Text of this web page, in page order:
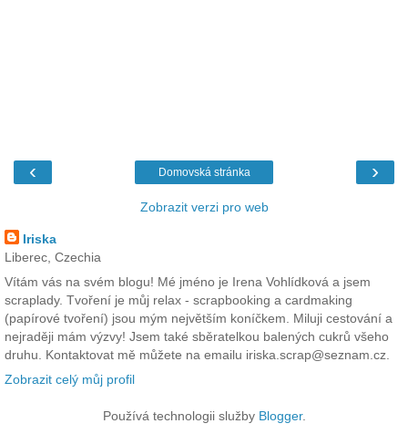
‹ ›
Domovská stránka
Zobrazit verzi pro web
Iriska
Liberec, Czechia
Vítám vás na svém blogu! Mé jméno je Irena Vohlídková a jsem
scraplady. Tvoření je můj relax - scrapbooking a cardmaking
(papírové tvoření) jsou mým největším koníčkem. Miluji cestování a
nejraději mám výzvy! Jsem také sběratelkou balených cukrů všeho
druhu. Kontaktovat mě můžete na emailu iriska.scrap@seznam.cz.
Zobrazit celý můj profil
Používá technologii služby Blogger.